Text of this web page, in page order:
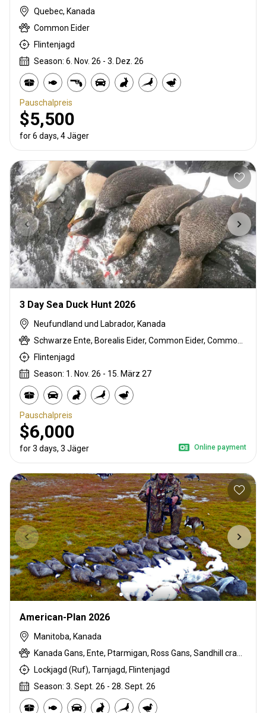
Quebec, Kanada
Common Eider
Flintenjagd
Season: 6. Nov. 26 - 3. Dez. 26
Pauschalpreis
$5,500
for 6 days, 4 Jäger
3 Day Sea Duck Hunt 2026
Neufundland und Labrador, Kanada
Flintenjagd
Season: 1. Nov. 26 - 15. März 27
Pauschalpreis
$6,000
for 3 days, 3 Jäger Online payment
American-Plan 2026
Manitoba, Kanada
Lockjagd (Ruf), Tarnjagd, Flintenjagd
Season: 3. Sept. 26 - 28. Sept. 26